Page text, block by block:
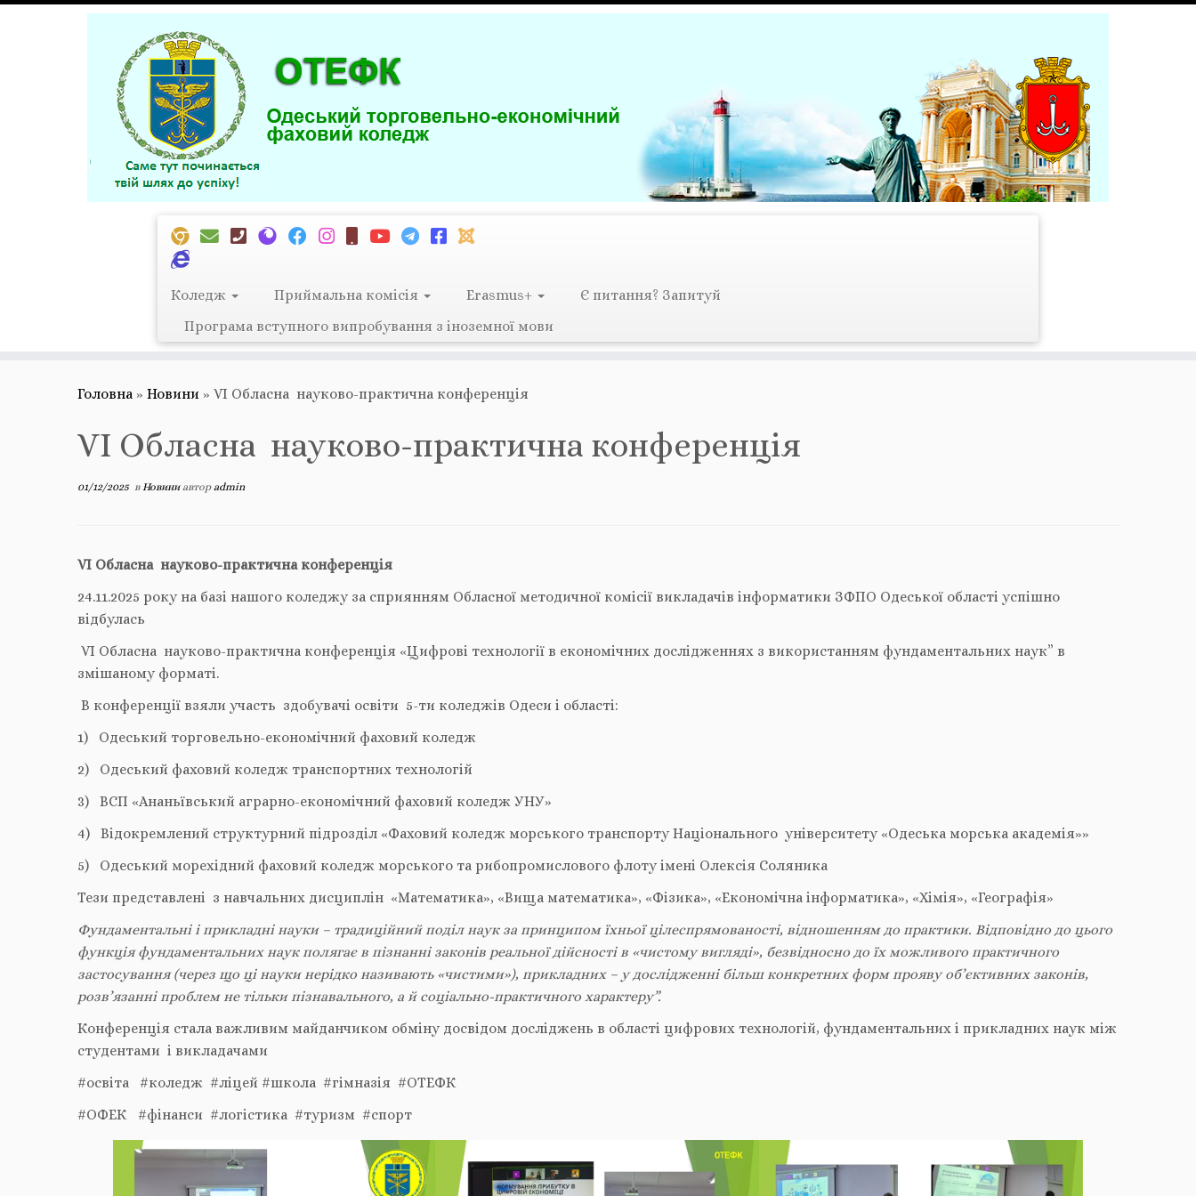
Перейти
Коледж Приймальна комісія Erasmus+
Є питання? Запитуй
Програма вступного випробування з іноземної мови
Головна » Новини » VІ Обласна науково-практична конференція
VІ Обласна науково-практична конференція
01/12/2025вНовиниавторadmin
VІ Обласна науково-практична конференція
24.11.2025 року на базі нашого коледжу за сприянням Обласної методичної комісії викладачів інформатики ЗФПО Одеської області успішно
відбулась
VІ Обласна науково-практична конференція «Цифрові технології в економічних дослідженнях з використанням фундаментальних наук” в
змішаному форматі.
В конференції взяли участь здобувачі освіти 5-ти коледжів Одеси і області:
1) Одеський торговельно-економічний фаховий коледж
2) Одеський фаховий коледж транспортних технологій
3) ВСП «Ананьївський аграрно-економічний фаховий коледж УНУ»
4) Відокремлений структурний підрозділ «Фаховий коледж морського транспорту Національного університету «Одеська морська академія»»
5) Одеський морехідний фаховий коледж морського та рибопромислового флоту імені Олексія Соляника
Тези представлені з навчальних дисциплін «Математика», «Вища математика», «Фізика», «Економічна інформатика», «Хімія», «Географія»
Фундаментальні і прикладні науки – традиційний поділ наук за принципом їхньої цілеспрямованості, відношенням до практики. Відповідно до цього
функція фундаментальних наук полягає в пізнанні законів реальної дійсності в «чистому вигляді», безвідносно до їх можливого практичного
застосування (через що ці науки нерідко називають «чистими»), прикладних – у дослідженні більш конкретних форм прояву об’єктивних законів,
розв’язанні проблем не тільки пізнавального, а й соціально-практичного характеру”.
Конференція стала важливим майданчиком обміну досвідом досліджень в області цифрових технологій, фундаментальних і прикладних наук між
студентами і викладачами
#освіта #коледж #ліцей #школа #гімназія #ОТЕФК
#ОФЕК #фінанси #логістика #туризм #спорт